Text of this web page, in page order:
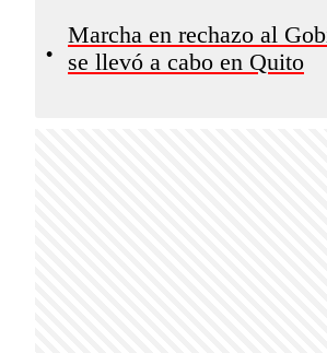
•
Marcha en rechazo al
se llevó a cabo en Quito